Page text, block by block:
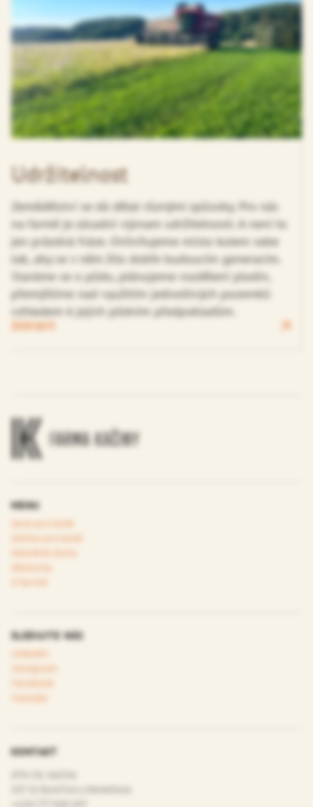
Udržitelnost
Zemědělství se dá dělat různými způsoby. Pro nás
na farmě je zásadní význam udržitelnosti. A není to
jen prázdná fráze. Ovlivňujeme místo kolem sebe
tak, aby se v něm žilo dobře budoucím generacím.
Staráme se o půdu, plánujeme rozdělení plodin,
přemýšlíme nad využitím jednotlivých pozemků
vzhledem k jejich půdním předpokladům.
Zobrazit
MENU
SLEDUJTE NÁS
Instagram
KONTAKT